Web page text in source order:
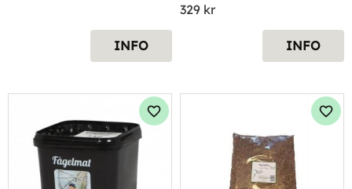
INFO
329 kr
INFO
Lägg till i favoriter